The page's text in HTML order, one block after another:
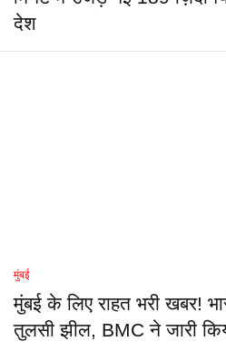
देश
मुंबई
मुंबई के लिए राहत भरी खबर!
तुलसी झील, BMC ने जारी